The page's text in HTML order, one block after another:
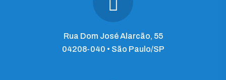
Rua Dom José Alarcão, 55
04208-040 • São Paulo/SP